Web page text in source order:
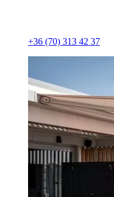
+36 (70) 313 42 37